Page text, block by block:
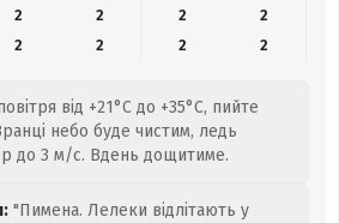
2
2 2
2
2
2 2 2
від +21°C до +35°C, пийте
небо буде чистим, ледь
до 3 м/с. Вдень дощитиме.
"Пимена. Лелеки відлітають у